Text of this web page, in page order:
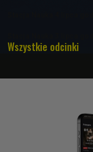
Wszystkie odcinki